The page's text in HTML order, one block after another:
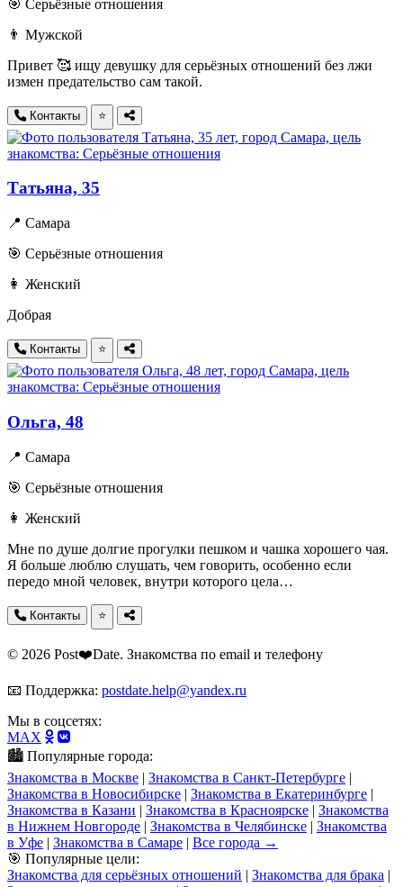
🎯 Серьёзные отношения
👨 Мужской
Привет 🥰 ищу девушку для серьёзных отношений без лжи
измен предательство сам такой.
Контакты ⭐
Татьяна, 35
📍 Самара
🎯 Серьёзные отношения
👩 Женский
Добрая
Контакты ⭐
Ольга, 48
📍 Самара
🎯 Серьёзные отношения
👩 Женский
Мне по душе долгие прогулки пешком и чашка хорошего чая.
Я больше люблю слушать, чем говорить, особенно если
передо мной человек, внутри которого цела…
Контакты ⭐
© 2026 Post❤️Date. Знакомства по email и телефону
📧 Поддержка: postdate.help@yandex.ru
Мы в соцсетях:
MAX
🏙️ Популярные города:
Знакомства в Москве | Знакомства в Санкт-Петербурге |
Знакомства в Новосибирске | Знакомства в Екатеринбурге |
Знакомства в Казани | Знакомства в Красноярске | Знакомства
в Нижнем Новгороде | Знакомства в Челябинске | Знакомства
в Уфе | Знакомства в Самаре | Все города →
🎯 Популярные цели:
Знакомства для серьёзных отношений | Знакомства для брака |